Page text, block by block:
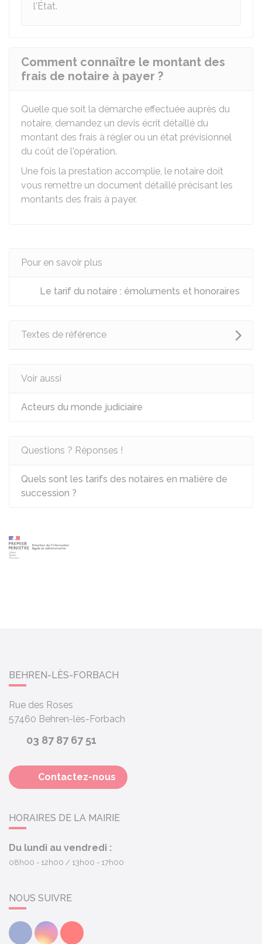
l'État.
Comment connaître le montant des
frais de notaire à payer ?
Quelle que soit la démarche effectuée auprès du
notaire, demandez un devis écrit détaillé du
montant des frais à régler ou un état prévisionnel
du coût de l'opération.
Une fois la prestation accomplie, le notaire doit
vous remettre un document détaillé précisant les
montants des frais à payer.
Pour en savoir plus
Le tarif du notaire : émoluments et honoraires
Textes de référence
Voir aussi
Acteurs du monde judiciaire
Questions ? Réponses !
Quels sont les tarifs des notaires en matière de
succession ?
BEHREN-LÈS-FORBACH
Rue des Roses
57460 Behren-lès-Forbach
03 87 87 67 51
Contactez-nous
HORAIRES DE LA MAIRIE
Du lundi au vendredi :
08h00 - 12h00 13h00 - 17h00
NOUS SUIVRE
FacebookInstagramYoutube